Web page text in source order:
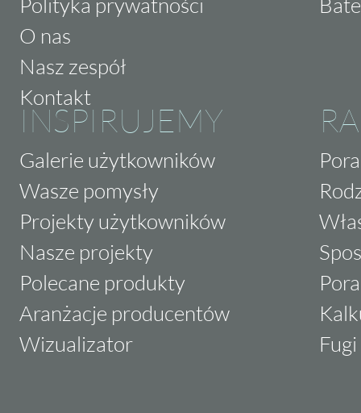
O nas
Nasz zespół
Kontakt
INSPIRUJEMY
Galerie użytkowników
Wasze pomysły
Projekty użytkowników
Nasze projekty
Polecane produkty
Aranżacje producentów
Wizualizator